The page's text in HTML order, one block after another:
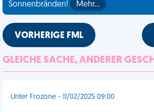
Sonnenbränden!
Mehr…
VORHERIGE FML
GLEICHE SACHE, ANDERER
Unter Frozone - 11/02/2025 09:00